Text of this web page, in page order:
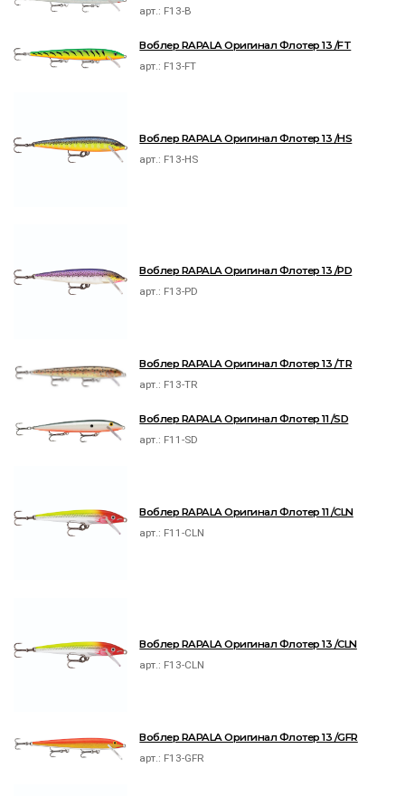
арт.: F13-B
Воблер RAPALA Оригинал Флотер 13 /FT
арт.: F13-FT
Воблер RAPALA Оригинал Флотер 13 /HS
арт.: F13-HS
Воблер RAPALA Оригинал Флотер 13 /PD
арт.: F13-PD
Воблер RAPALA Оригинал Флотер 13 /TR
арт.: F13-TR
Воблер RAPALA Оригинал Флотер 11 /SD
арт.: F11-SD
Воблер RAPALA Оригинал Флотер 11 /CLN
арт.: F11-CLN
Воблер RAPALA Оригинал Флотер 13 /CLN
арт.: F13-CLN
Воблер RAPALA Оригинал Флотер 13 /GFR
арт.: F13-GFR